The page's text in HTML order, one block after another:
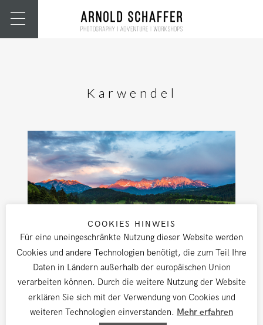
Karwendel
COOKIES HINWEIS
Für eine uneingeschränkte Nutzung dieser Website werden
Cookies und andere Technologien benötigt, die zum Teil Ihre
Daten in Ländern außerhalb der europäischen Union
verarbeiten können. Durch die weitere Nutzung der Website
erklären Sie sich mit der Verwendung von Cookies und
weiteren Technologien einverstanden. Mehr erfahren